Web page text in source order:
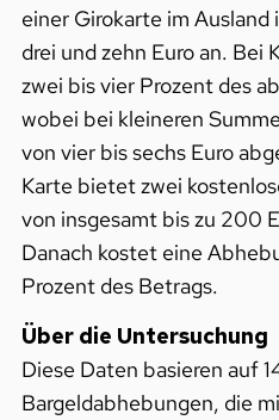
einer Girokarte im Ausland
drei und zehn Euro an. Bei
zwei bis vier Prozent des
wobei bei kleineren
von vier bis sechs Euro
Karte bietet zwei
von insgesamt bis zu 200
Danach kostet eine
Prozent des Betrags.
Über die Untersuchung
Diese Daten basieren auf
Bargeldabhebungen, die